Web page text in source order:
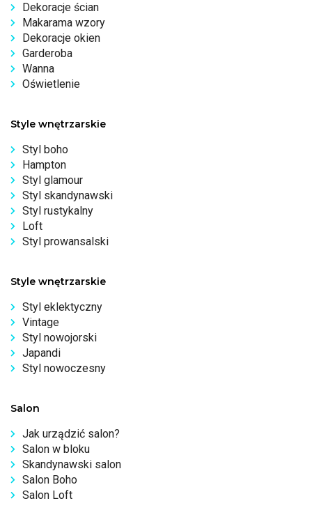
Dekoracje ścian
Makarama wzory
Dekoracje okien
Garderoba
Wanna
Oświetlenie
Style wnętrzarskie
Styl boho
Hampton
Styl glamour
Styl skandynawski
Styl rustykalny
Loft
Styl prowansalski
Style wnętrzarskie
Styl eklektyczny
Vintage
Styl nowojorski
Japandi
Styl nowoczesny
Salon
Jak urządzić salon?
Salon w bloku
Skandynawski salon
Salon Boho
Salon Loft